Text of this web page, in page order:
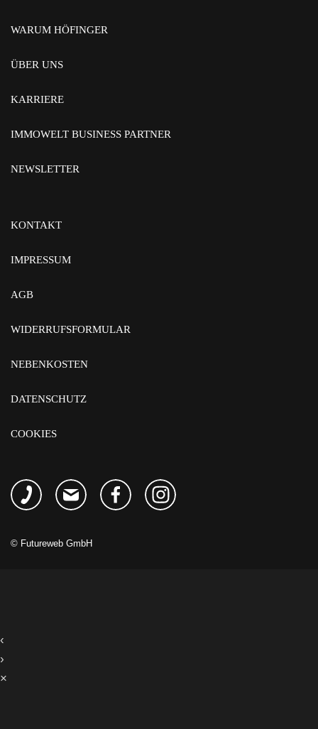
WARUM HÖFINGER
ÜBER UNS
KARRIERE
IMMOWELT BUSINESS PARTNER
NEWSLETTER
KONTAKT
IMPRESSUM
AGB
WIDERRUFSFORMULAR
NEBENKOSTEN
DATENSCHUTZ
COOKIES
© Futureweb GmbH
‹
›
×